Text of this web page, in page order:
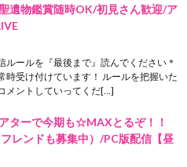
遺物鑑賞随時OK/初見さん歓迎/ア
ルールを『最後まで』読んでください＊
時受け付けています！ ルールを把握いた
メントしていってくだ[…]
アターで今期も☆MAXとるぞ！！
レンドも募集中）/PC版配信【昼